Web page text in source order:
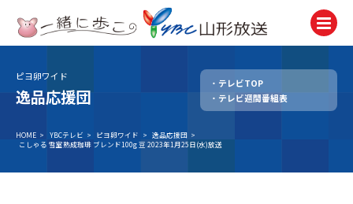
ラジオ
Radio
ピヨ卵ワイド
逸品応援団
テレビTOP
テレビ週間番組表
HOME > YBCテレビ > ピヨ卵ワイド > 逸品応援団 >
こしゃる 雪室熟成珈琲 ブレンド100g 豆 2023年1月25日(水)放送